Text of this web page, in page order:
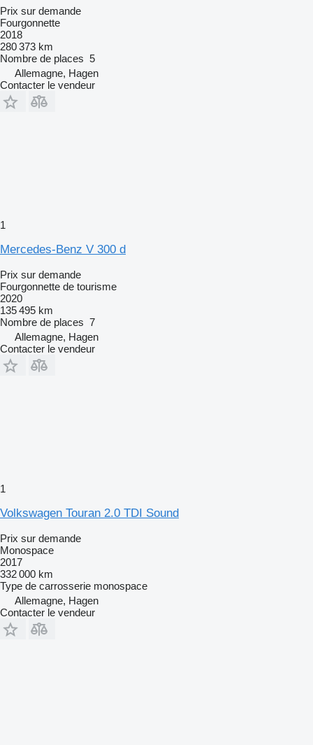
Prix sur demande
Fourgonnette
2018
280 373 km
Nombre de places 5
Allemagne, Hagen
Contacter le vendeur
1
Mercedes-Benz V 300 d
Prix sur demande
Fourgonnette de tourisme
2020
135 495 km
Nombre de places 7
Allemagne, Hagen
Contacter le vendeur
1
Volkswagen Touran 2.0 TDI Sound
Prix sur demande
Monospace
2017
332 000 km
Type de carrosserie monospace
Allemagne, Hagen
Contacter le vendeur